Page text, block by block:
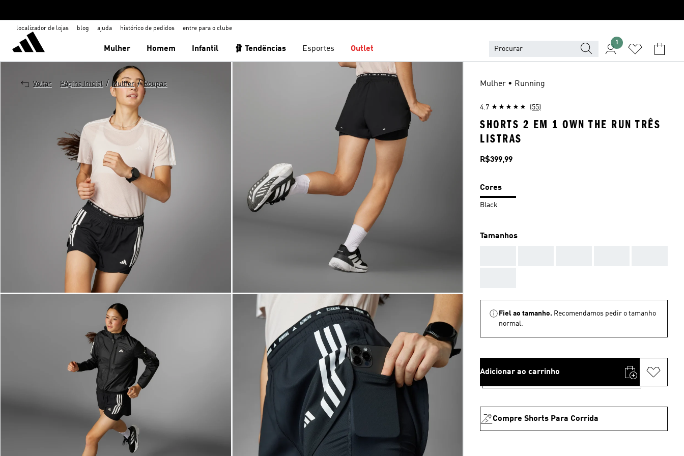
localizador de lojas blog ajuda histórico de pedidos entre para o clube
Mulher Homem Infantil 🩰 Tendências Esportes Outlet
1
Voltar Página Inicial / Mulher / Roupas Mulher • Running
4.7 (55)
SHORTS 2 EM 1 OWN THE RUN TRÊS
LISTRAS
Preço
R$399,99
Cores
Black
Tamanhos
Fiel ao tamanho. Recomendamos pedir o tamanho
normal.
Adicionar ao carrinho
Compre Shorts Para Corrida